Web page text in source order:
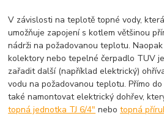
V závislosti na teplotě topné vody,
umožňuje zapojení s kotlem většinou
nádrži na požadovanou teplotu.
kolektory nebo tepelné čerpadlo TUV
zařadit další (například elektrický)
vodu na požadovanou teplotu. Přímo
také namontovat elektrický dohřev,
topná jednotka TJ 6/4" nebotopná